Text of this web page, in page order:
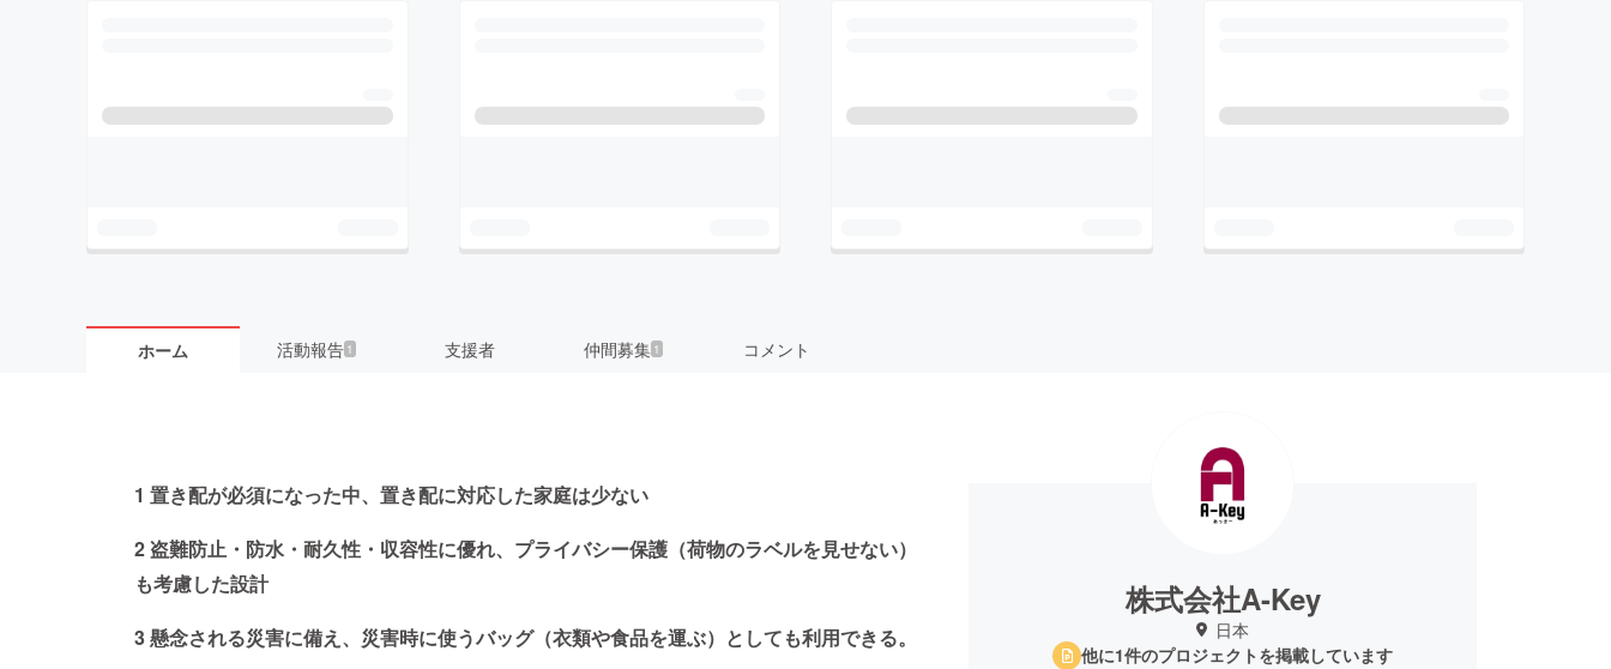
ホーム 活動報告 1 支援者 仲間募集 1 コメント
1 置き配が必須になった中、置き配に対応した家庭は少ない
2 盗難防止・防水・耐久性・収容性に優れ、プライバシー保護（荷物のラベルを見せない）
も考慮した設計
3 懸念される災害に備え、災害時に使うバッグ（衣類や食品を運ぶ）としても利用できる。
株式会社A-Key
日本
他に1件のプロジェクトを掲載しています